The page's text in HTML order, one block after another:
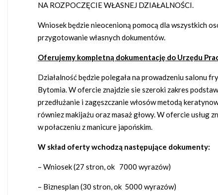
NA ROZPOCZĘCIE WŁASNEJ DZIAŁALNOŚCI.
Wniosek będzie nieocenioną pomocą dla wszystkich
przygotowanie własnych dokumentów.
Oferujemy kompletną dokumentację do Urzędu
Działalność będzie polegała na prowadzeniu salonu
Bytomia. W ofercie znajdzie sie szeroki zakres
przedłużanie i zagęszczanie włosów metodą
równiez makijażu oraz masaż głowy. W ofercie usług
w połaczeniu z manicure japońskim.
W skład oferty wchodzą następujące dokumenty:
– Wniosek (27 stron, ok 7000 wyrazów)
– Biznesplan (30 stron, ok 5000 wyrazów)